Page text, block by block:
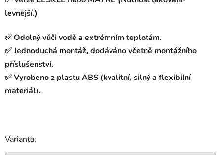
levnější.)
✅ Odolný vůči vodě a extrémním teplotám.
✅ Jednoduchá montáž, dodáváno včetně montážního
příslušenství.
✅ Vyrobeno z plastu ABS (kvalitní, silný a flexibilní
materiál).
Varianta: